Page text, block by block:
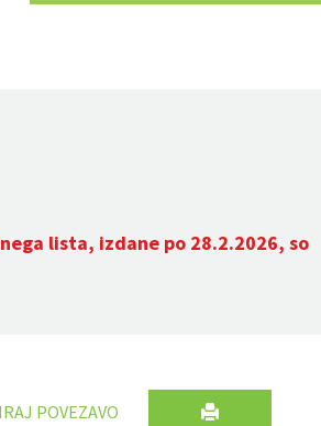
lista, izdane po 28.2.2026, so
POVEZAVO